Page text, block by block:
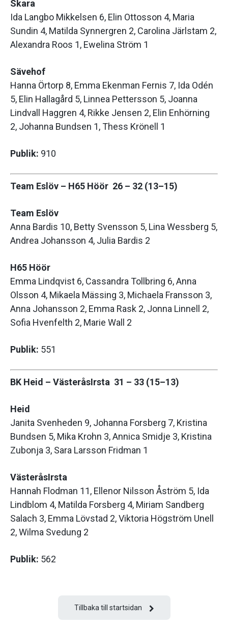
Skara
Ida Langbo Mikkelsen 6, Elin Ottosson 4, Maria
Sundin 4, Matilda Synnergren 2, Carolina Järlstam 2,
Alexandra Roos 1, Ewelina Ström 1
Sävehof
Hanna Örtorp 8, Emma Ekenman Fernis 7, Ida Odén
5, Elin Hallagård 5, Linnea Pettersson 5, Joanna
Lindvall Haggren 4, Rikke Jensen 2, Elin Enhörning
2, Johanna Bundsen 1, Thess Krönell 1
Publik: 910
Team Eslöv – H65 Höör 26 – 32 (13–15)
Team Eslöv
Anna Bardis 10, Betty Svensson 5, Lina Wessberg 5,
Andrea Johansson 4, Julia Bardis 2
H65 Höör
Emma Lindqvist 6, Cassandra Tollbring 6, Anna
Olsson 4, Mikaela Mässing 3, Michaela Fransson 3,
Anna Johansson 2, Emma Rask 2, Jonna Linnell 2,
Sofia Hvenfelth 2, Marie Wall 2
Publik: 551
BK Heid – VästeråsIrsta 31 – 33 (15–13)
Heid
Janita Svenheden 9, Johanna Forsberg 7, Kristina
Bundsen 5, Mika Krohn 3, Annica Smidje 3, Kristina
Zubonja 3, Sara Larsson Fridman 1
VästeråsIrsta
Hannah Flodman 11, Ellenor Nilsson Åström 5, Ida
Lindblom 4, Matilda Forsberg 4, Miriam Sandberg
Salach 3, Emma Lövstad 2, Viktoria Högström Unell
2, Wilma Svedung 2
Publik: 562
Tillbaka till startsidan